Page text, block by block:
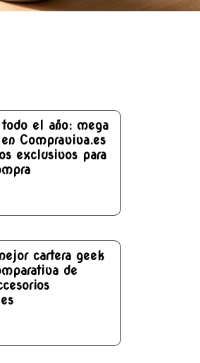
el año: mega
Compraviva.es
exclusivos para
cartera geek
de